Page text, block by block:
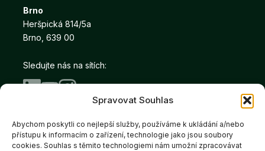
Spravovat Souhlas
Abychom poskytli co nejlepší služby, používáme k ukládání a/nebo
přístupu k informacím o zařízení, technologie jako jsou soubory
cookies. Souhlas s těmito technologiemi nám umožní zpracovávat
Brno
Heršpická 814/5a
Brno, 639 00
Sledujte nás na sítích:
Copyright © Salutem Real 2026
Prohlášení o ochraně Cookies